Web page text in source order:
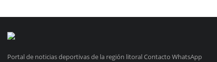
Portal de noticias deportivas de la región litoral Contacto WhatsApp